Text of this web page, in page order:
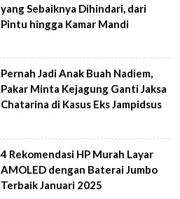
yang Sebaiknya Dihindari, dari
Pintu hingga Kamar Mandi
Pernah Jadi Anak Buah Nadiem,
Pakar Minta Kejagung Ganti Jaksa
Chatarina di Kasus Eks Jampidsus
4 Rekomendasi HP Murah Layar
AMOLED dengan Baterai Jumbo
Terbaik Januari 2025